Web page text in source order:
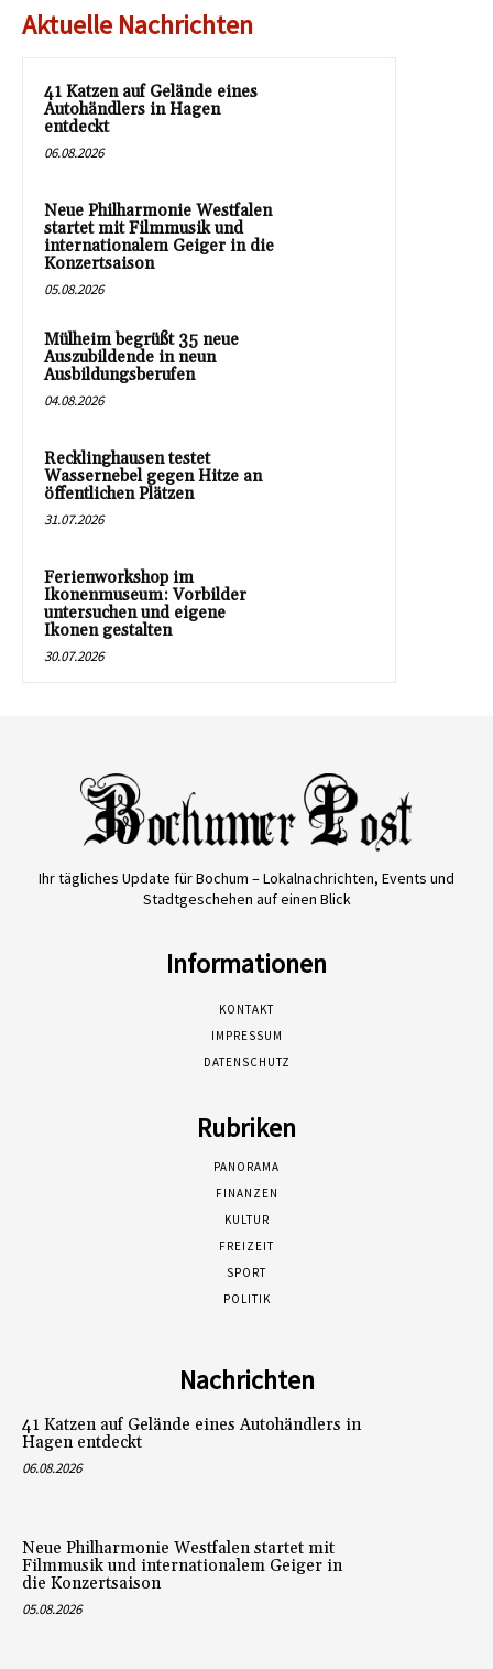
Aktuelle Nachrichten
41 Katzen auf Gelände eines
Autohändlers in Hagen
entdeckt
06.08.2026
Neue Philharmonie Westfalen
startet mit Filmmusik und
internationalem Geiger in die
Konzertsaison
05.08.2026
Mülheim begrüßt 35 neue
Auszubildende in neun
Ausbildungsberufen
04.08.2026
Recklinghausen testet
Wassernebel gegen Hitze an
öffentlichen Plätzen
31.07.2026
Ferienworkshop im
Ikonenmuseum: Vorbilder
untersuchen und eigene
Ikonen gestalten
30.07.2026
Ihr tägliches Update für Bochum – Lokalnachrichten, Events und
Stadtgeschehen auf einen Blick
Informationen
KONTAKT
IMPRESSUM
DATENSCHUTZ
Rubriken
PANORAMA
FINANZEN
KULTUR
FREIZEIT
SPORT
POLITIK
Nachrichten
41 Katzen auf Gelände eines Autohändlers in
Hagen entdeckt
06.08.2026
Neue Philharmonie Westfalen startet mit
Filmmusik und internationalem Geiger in
die Konzertsaison
05.08.2026